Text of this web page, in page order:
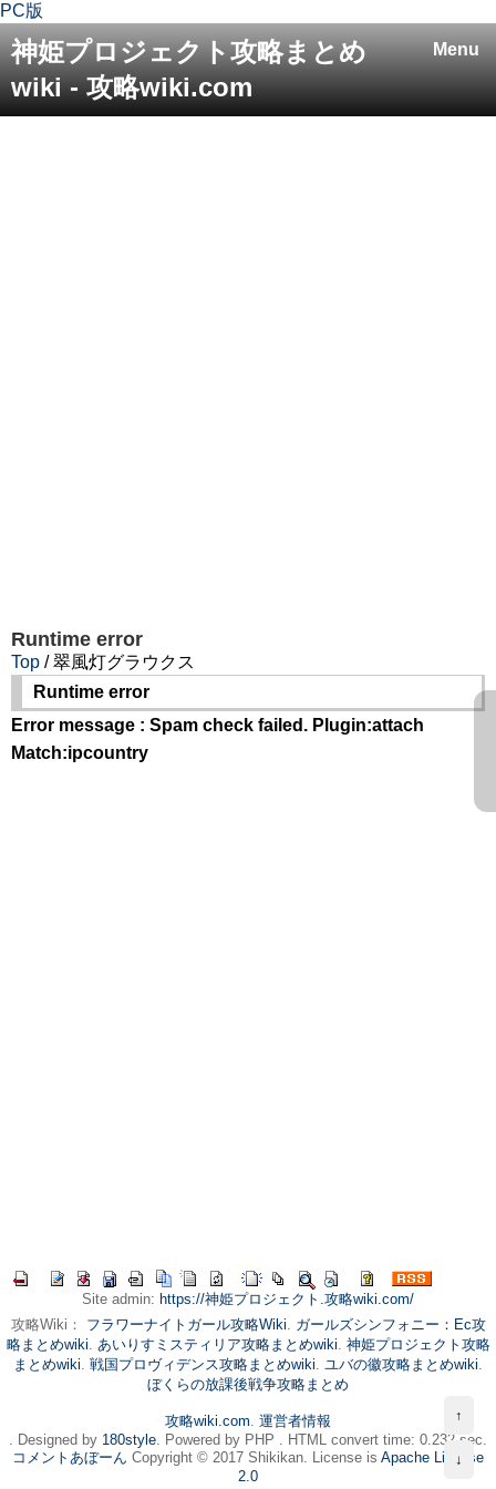
PC版
Menu
神姫プロジェクト攻略まとめ
wiki - 攻略wiki.com
Runtime error
Top / 翠風灯グラウクス
Runtime error
Error message : Spam check failed. Plugin:attach
Match:ipcountry
Site admin: https://神姫プロジェクト.攻略wiki.com/
攻略Wiki： フラワーナイトガール攻略Wiki. ガールズシンフォニー：Ec攻
略まとめwiki. あいりすミスティリア攻略まとめwiki. 神姫プロジェクト攻略
まとめwiki. 戦国プロヴィデンス攻略まとめwiki. ユバの徽攻略まとめwiki.
ぼくらの放課後戦争攻略まとめ
攻略wiki.com. 運営者情報
. Designed by 180style. Powered by PHP . HTML convert time: 0.232 sec.
コメントあぼーん Copyright © 2017 Shikikan. License is Apache License
2.0
↑
↓